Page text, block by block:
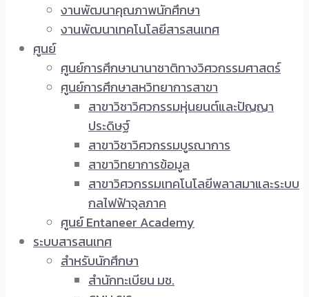
งานพัฒนาคุณภาพนักศึกษา
งานพัฒนาเทคโนโลยีสารสนเทศ
ศูนย์
ศูนย์การศึกษานานาชาติทางวิศวกรรมศาสตร์
ศูนย์การศึกษาสหวิทยาการสาขา
สาขาวิชาวิศวกรรมหุ่นยนต์และปัญญา
ประดิษฐ์
สาขาวิชาวิศวกรรมบูรณาการ
สาขาวิทยาการข้อมูล
สาขาวิศวกรรมเทคโนโลยีพลาสมาและระบบ
กลไฟฟ้าจุลภาค
ศูนย์ Entaneer Academy
ระบบสารสนเทศ
สำหรับนักศึกษา
สำนักทะเบียน มช.